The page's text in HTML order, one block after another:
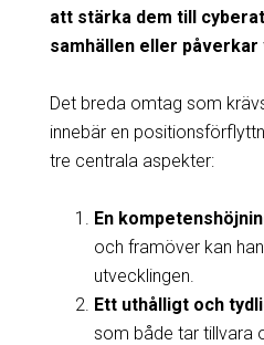
att stärka dem till
samhällen eller påverkar
Det breda omtag som
innebär en
tre centrala aspekter:
En kompetenshöjnin
och framöver kan
utvecklingen.
Ett uthålligt och
som både tar tillvara